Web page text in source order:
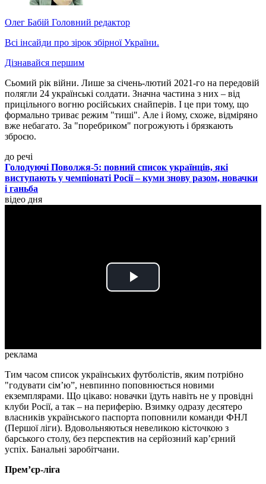
Олег Бабій Головний редактор
Всі інсайди про зірок збірної України.
Дізнавайся першим
Сьомий рік війни. Лише за січень-лютий 2021-го на передовій
полягли 24 українські солдати. Значна частина з них – від
прицільного вогню російських снайперів. І це при тому, що
формально триває режим "тиші". Але і йому, схоже, відміряно
вже небагато. За "поребриком" погрожують і брязкають
зброєю.
до речі
Голодуючі Поволжя-5: повний список українців, які
виступають у чемпіонаті Росії – куми знову разом, новачки
і ганьба
відео дня
Play
реклама
Тим часом список українських футболістів, яким потрібно
"годувати сім’ю”, невпинно поповнюється новими
екземплярами. Що цікаво: новачки їдуть навіть не у провідні
клуби Росії, а так – на периферію. Взимку одразу десятеро
власників українського паспорта поповнили команди ФНЛ
(Першої ліги). Вдовольняються невеликою кісточкою з
барського столу, без перспектив на серйозний кар’єрний
успіх. Банальні заробітчани.
Прем’єр-ліга